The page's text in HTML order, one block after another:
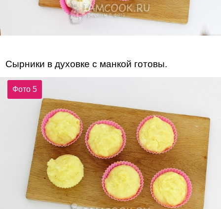
Сырники в духовке с манкой готовы.
Фото 5